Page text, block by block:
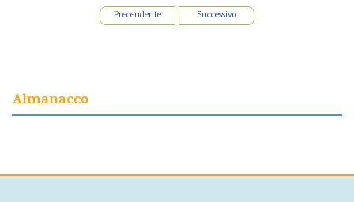
Precendente Successivo
Almanacco